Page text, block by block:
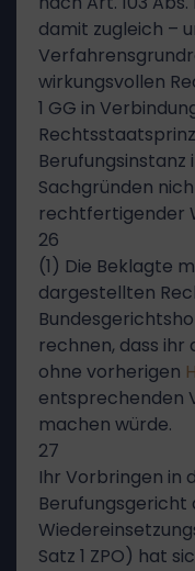
damit zugleich –
wirkungsvollen
1 GG in
Berufungsinstanz
Sachgründen
rechtfertigender
26
(1) Die Beklagte
dargestellten
rechnen, dass ihr
ohne vorherigen
entsprechenden
machen würde.
27
Ihr Vorbringen in
Satz 1 ZPO) hat